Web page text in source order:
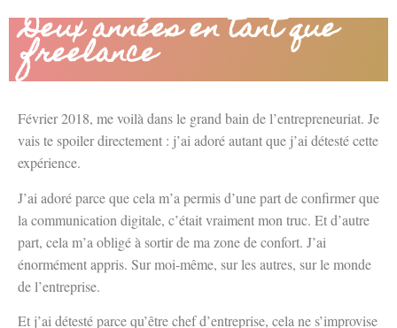
Deux années en tant que
freelance
Février 2018, me voilà dans le grand bain de l’entrepreneuriat. Je
vais te spoiler directement : j’ai adoré autant que j’ai détesté cette
expérience.
J’ai adoré parce que cela m’a permis d’une part de confirmer que
la communication digitale, c’était vraiment mon truc. Et d’autre
part, cela m’a obligé à sortir de ma zone de confort. J’ai
énormément appris. Sur moi-même, sur les autres, sur le monde
de l’entreprise.
Et j’ai détesté parce qu’être chef d’entreprise, cela ne s’improvise